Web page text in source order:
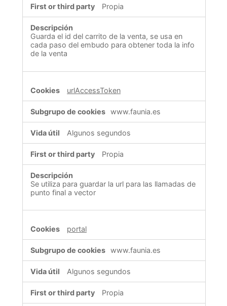
Propia
Guarda el id del carrito de la venta, se usa en
cada paso del embudo para obtener toda la info
de la venta
urlAccessToken
www.faunia.es
Algunos segundos
Propia
Se utiliza para guardar la url para las llamadas de
punto final a vector
portal
www.faunia.es
Algunos segundos
Propia